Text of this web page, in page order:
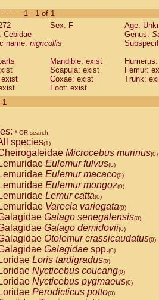
Saguinus labiatus(0)
Saguinus leucopus (0)
Saguinus mystax
Saguinus nigricollis (1)
Saguinus oedipus
Saguinus weddelli
Saguinusspp.
Cebus capucinus
Cebus nigrivittatus
Cebus spp.(0)
Saimiri boliviensis(0)
Saimiri sciureus(0)
Alouatta caraya(0)
Alouatta fusca(0)
Alouatta seniculus(0)
Alouattaspp.(0)
Ateles belzebuth(0)
Ateles geoffroyi(0)
Ateles paniscus(0)
Atelesspp.(0)
Lagothrix lagothricha(0)
Lagothrix lagothricha cana
Cacajao calvus
1 - 1 of 1
Sex: F
Age:
Cebidae
Genus:
name: nigricollis
Mandible: exist
Scapula: exist
Femur:
exist
Coxae: exist
Trunk:
Foot: exist
1
* OR search
species(1)
Microcebus murinus(0)
Lemuridae Eulemur fulvus(0)
Lemuridae Eulemur macaco(0)
Lemuridae Eulemur mongoz(0)
Lemuridae Lemur catta(0)
Lemuridae Varecia variegata(0)
Galago senegalensis(0)
Galago demidovii(0)
Otolemur crassicaudatus(0)
Galagidae spp.(0)
Loridae Loris tardigradus(0)
Loridae Nycticebus coucang(0)
Loridae Nycticebus pygmaeus(0)
Loridae Perodicticus potto(0)